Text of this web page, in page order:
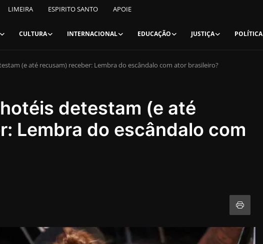
LIMEIRA ESPIRITO SANTO APOIE
CULTURA INTERNACIONAL EDUCAÇÃO JUSTIÇA POLÍTICA
(e até recusam) receber: Lembra do escândalo com ator brasileiro?
detestam (e até
Lembra do escândalo com